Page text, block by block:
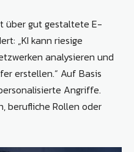
über gut gestaltete E-
„KI kann riesige
analysieren und
erstellen.“ Auf Basis
Angriffe.
berufliche Rollen oder